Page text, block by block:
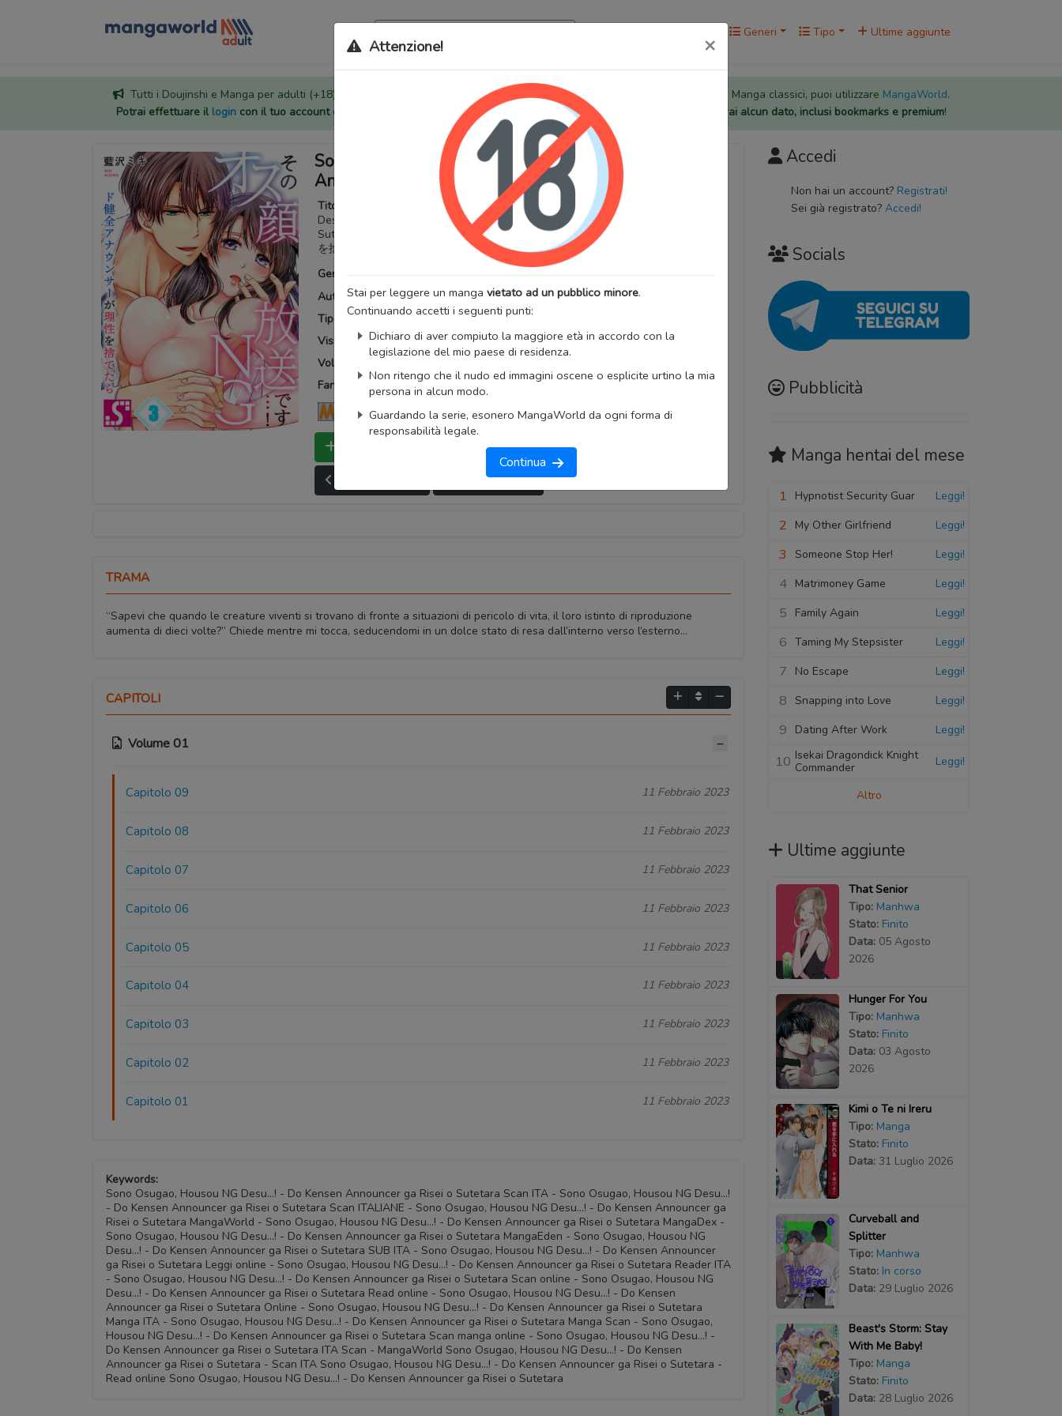
Generi Tipo Ultime aggiunte
Tutti i Doujinshi e Manga per adulti (+18) sono stati trasferiti sul nostro nuovo sito ( mangaworldadult.net ); invece, per i Manga classici, puoi utilizzare MangaWorld.
Potrai effettuare il logincon il tuo account di MangaWorld tutti i dati sono condivisitra i due siti, quindi non perderai alcun dato, inclusi bookmarks e premium!
Attenzione! ×
Stai per leggere un manga vietato ad un pubblico minore.
Continuando accetti i seguenti punti:
Dichiaro di aver compiuto la maggiore età in accordo con la
legislazione del mio paese di residenza.
Non ritengo che il nudo ed immagini oscene o esplicite urtino la mia
persona in alcun modo.
Guardando la serie, esonero MangaWorld da ogni forma di
responsabilità legale.
Continua
Sono Osugao, Housou NG Desu…! - Do Kensen
Announcer ga Risei o Sutetara
Titoli alternativi:
Khuôn Mặt Nam Được Phát Sóng, Sono Osugao, Housou NG
Desu…!, Sono Osugao, Housou NG Desu…! - Do Kensen Announcer ga Risei wo
Sutetara, Too Hot for TV!!, そのオス顔､放送NGです…!～ド健全アナウンサーが理性
を捨てたら
Generi:
Autore:AIZAWA Miki Artista:AIZAWA Miki
Tipo:
Manga
Visualizzazioni:21464 Anno di uscita:2019
Volumi totali:
Fansub:
MangaUpdates
Lista capitoli
Segnala problema
Primo capitolo
TRAMA
“Sapevi che quando le creature viventi si trovano di fronte a situazioni di pericolo di vita, il loro istinto di riproduzione
aumenta di dieci volte?” Chiede mentre mi tocca, seducendomi in un dolce stato di resa dall’interno verso l’esterno…
CAPITOLI
Volume 01
Capitolo 09 11 Febbraio 2023
Capitolo 08 11 Febbraio 2023
Capitolo 07 11 Febbraio 2023
Capitolo 06 11 Febbraio 2023
Capitolo 05 11 Febbraio 2023
Capitolo 04 11 Febbraio 2023
Capitolo 03 11 Febbraio 2023
Capitolo 02 11 Febbraio 2023
Capitolo 01 11 Febbraio 2023
Keywords:
Sono Osugao, Housou NG Desu…! - Do Kensen Announcer ga Risei o Sutetara Scan ITA - Sono Osugao, Housou NG Desu…!
- Do Kensen Announcer ga Risei o Sutetara Scan ITALIANE - Sono Osugao, Housou NG Desu…! - Do Kensen Announcer ga
Risei o Sutetara MangaWorld - Sono Osugao, Housou NG Desu…! - Do Kensen Announcer ga Risei o Sutetara MangaDex -
Sono Osugao, Housou NG Desu…! - Do Kensen Announcer ga Risei o Sutetara MangaEden - Sono Osugao, Housou NG
Desu…! - Do Kensen Announcer ga Risei o Sutetara SUB ITA - Sono Osugao, Housou NG Desu…! - Do Kensen Announcer
ga Risei o Sutetara Leggi online - Sono Osugao, Housou NG Desu…! - Do Kensen Announcer ga Risei o Sutetara Reader ITA
- Sono Osugao, Housou NG Desu…! - Do Kensen Announcer ga Risei o Sutetara Scan online - Sono Osugao, Housou NG
Desu…! - Do Kensen Announcer ga Risei o Sutetara Read online - Sono Osugao, Housou NG Desu…! - Do Kensen
Announcer ga Risei o Sutetara Online - Sono Osugao, Housou NG Desu…! - Do Kensen Announcer ga Risei o Sutetara
Manga ITA - Sono Osugao, Housou NG Desu…! - Do Kensen Announcer ga Risei o Sutetara Manga Scan - Sono Osugao,
Housou NG Desu…! - Do Kensen Announcer ga Risei o Sutetara Scan manga online - Sono Osugao, Housou NG Desu…! -
Do Kensen Announcer ga Risei o Sutetara ITA Scan - MangaWorld Sono Osugao, Housou NG Desu…! - Do Kensen
Announcer ga Risei o Sutetara - Scan ITA Sono Osugao, Housou NG Desu…! - Do Kensen Announcer ga Risei o Sutetara -
Read online Sono Osugao, Housou NG Desu…! - Do Kensen Announcer ga Risei o Sutetara
Accedi
Non hai un account? Registrati!
Sei già registrato? Accedi!
Socials
Pubblicità
Manga hentai del mese
1 Hypnotist Security Guar Leggi!
2 My Other Girlfriend Leggi!
3 Someone Stop Her! Leggi!
4 Matrimoney Game Leggi!
5 Family Again Leggi!
6 Taming My Stepsister Leggi!
7 No Escape Leggi!
8 Snapping into Love Leggi!
9 Dating After Work Leggi!
10 Isekai Dragondick Knight
Commander
Leggi!
Altro
Ultime aggiunte
That Senior
Tipo: Manhwa
Stato: Finito
Data: 05 Agosto
2026
Hunger For You
Tipo: Manhwa
Stato: Finito
Data: 03 Agosto
2026
Kimi o Te ni Ireru
Tipo: Manga
Stato: Finito
Data: 31 Luglio 2026
Curveball and
Splitter
Tipo: Manhwa
Stato: In corso
Data: 29 Luglio 2026
Beast's Storm: Stay
With Me Baby!
Tipo: Manga
Stato: Finito
Data: 28 Luglio 2026